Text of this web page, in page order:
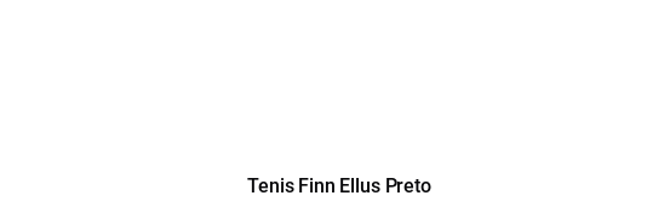
Tenis Finn Ellus Preto